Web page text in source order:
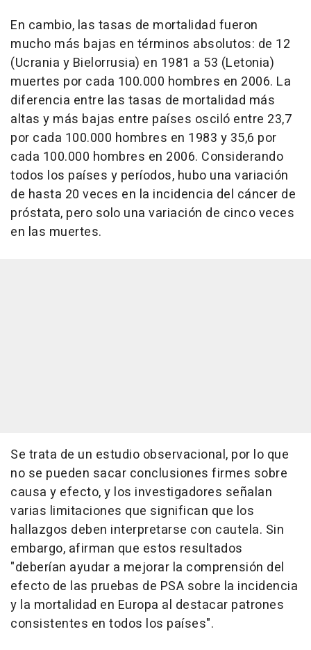
En cambio, las tasas de mortalidad fueron
mucho más bajas en términos absolutos: de 12
(Ucrania y Bielorrusia) en 1981 a 53 (Letonia)
muertes por cada 100.000 hombres en 2006. La
diferencia entre las tasas de mortalidad más
altas y más bajas entre países osciló entre 23,7
por cada 100.000 hombres en 1983 y 35,6 por
cada 100.000 hombres en 2006. Considerando
todos los países y períodos, hubo una variación
de hasta 20 veces en la incidencia del cáncer de
próstata, pero solo una variación de cinco veces
en las muertes.
Se trata de un estudio observacional, por lo que
no se pueden sacar conclusiones firmes sobre
causa y efecto, y los investigadores señalan
varias limitaciones que significan que los
hallazgos deben interpretarse con cautela. Sin
embargo, afirman que estos resultados
"deberían ayudar a mejorar la comprensión del
efecto de las pruebas de PSA sobre la incidencia
y la mortalidad en Europa al destacar patrones
consistentes en todos los países".